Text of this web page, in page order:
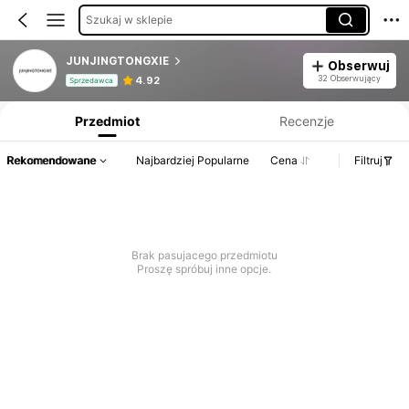
Szukaj w sklepie
JUNJINGTONGXIE
Sprzedawca 4.92
Obserwuj
32 Obserwujący
Przedmiot Recenzje
Rekomendowane Najbardziej Popularne Cena Filtruj
Brak pasujacego przedmiotu
Proszę spróbuj inne opcje.